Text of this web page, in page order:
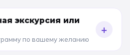
экскурсия или
по вашему желанию
+